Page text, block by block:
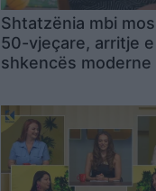
Shtatzënia mbi
50-vjeçare, arritje e
shkencës moderne
gruas?